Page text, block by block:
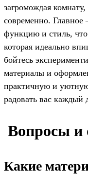
загромождая
современно. Главное
функцию и стиль,
которая идеально
бойтесь
материалы и
практичную и
радовать вас каждый
Вопросы и
Какие